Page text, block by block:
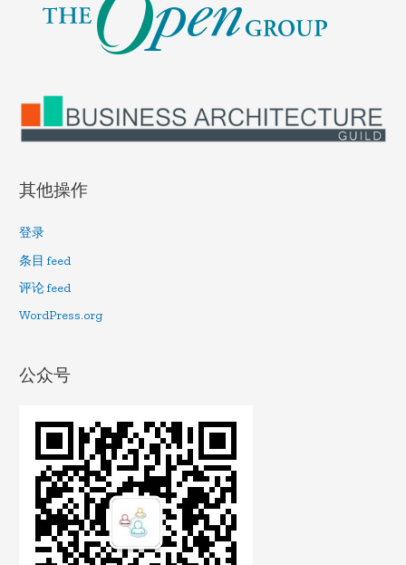
其他操作
登录
条目 feed
评论 feed
WordPress.org
公众号